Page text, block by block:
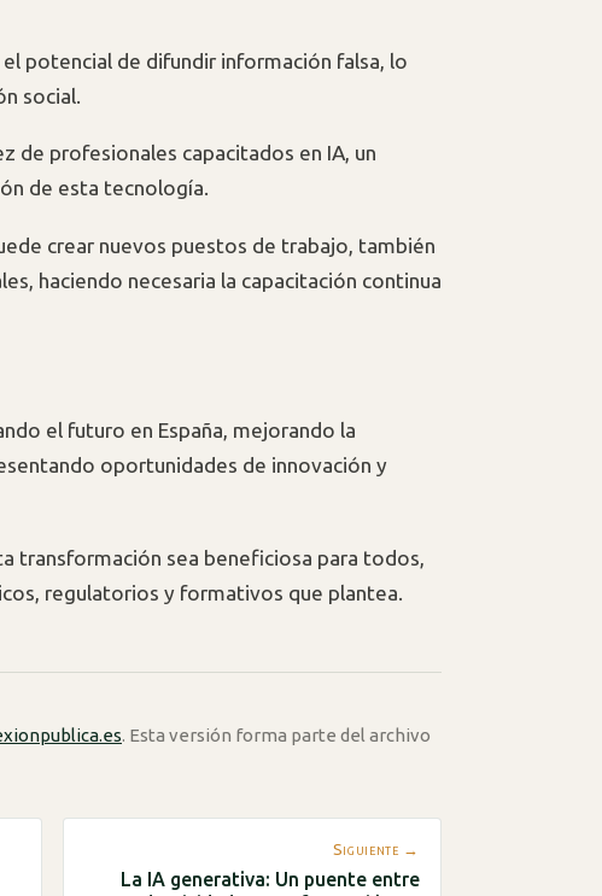
potencial de difundir información falsa, lo
social.
de profesionales capacitados en IA, un
de esta tecnología.
crear nuevos puestos de trabajo, también
haciendo necesaria la capacitación continua
el futuro en España, mejorando la
oportunidades de innovación y
transformación sea beneficiosa para todos,
regulatorios y formativos que plantea.
. Esta versión forma parte del archivo
Siguiente →
La IA generativa: Un puente entre